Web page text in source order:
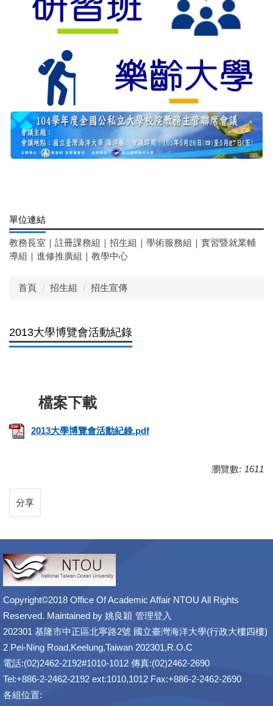
單位連結
教務長室 ｜ 註冊課務組 ｜ 招生組 ｜ 學術服務組 ｜ 實習暨就業輔
導組 ｜ 進修推廣組 ｜ 教學中心
首頁 招生組 招生宣傳
2013大學博覽會活動紀錄
2013大學博覽會活動紀錄.pdf
瀏覽數: 1611
分享
Copyright©2018 Office Of Academic Affair NTOU All Rights
Reserved. Maintained by 姚良穎 管理登入
202301 基隆市中正區北寧路2號 國立臺灣海洋大學(行政大樓四樓)
2 Pei-Ning Road,Keelung,Taiwan 202301,R.O.C
電話:(02)2462-2192#1010-1012 傳真:(02)2462-2690
Tel:+886-2-2462-2192 ext:1010,1012 Fax:+886-2-2462-2690
各組位置: